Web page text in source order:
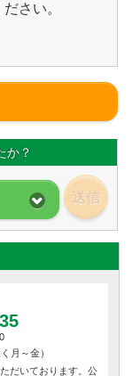
さい。
か？
送信
月～金）
だいております。公